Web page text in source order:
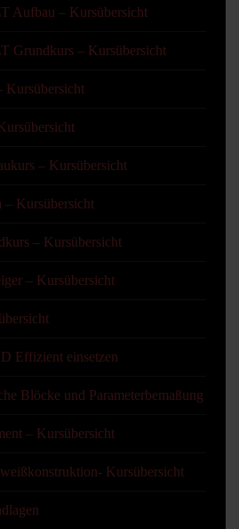
Aufbau – Kursübersicht
Grundkurs – Kursübersicht
Kursübersicht
– Kursübersicht
– Kursübersicht
– Kursübersicht
– Kursübersicht
Effizient einsetzen
Blöcke und Parameterbemaßung
– Kursübersicht
Kursübersicht